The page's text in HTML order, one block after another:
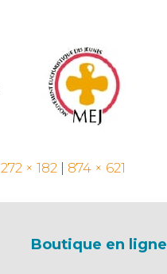
272 × 182 874 × 621
Boutique en ligne